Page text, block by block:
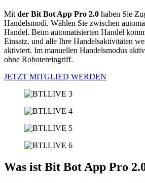
Mit der Bit Bot App Pro 2.0 haben Sie
Handelsmodi. Wählen Sie zwischen
Handel. Beim automatisierten Handel
Einsatz, und alle Ihre Handelsaktivitäten
aktiviert. Im manuellen Handelsmodus
ohne Robotereingriff.
JETZT MITGLIED WERDEN
Was ist Bit Bot App Pro